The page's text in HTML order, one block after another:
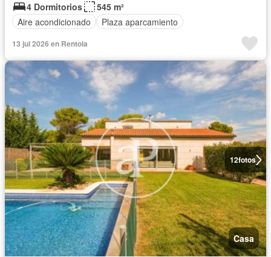
4 Dormitorios
545 m²
Aire acondicionado
Plaza aparcamiento
13 jul 2026 en Rentola
12fotos
Casa